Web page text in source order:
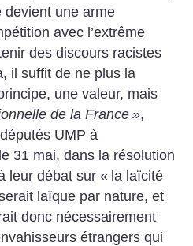
devient une arme
avec l’extrême
des discours racistes
il suffit de ne plus la
une valeur, mais
de la France »,
UMP à
31 mai, dans la résolution
leur débat sur « la laïcité
laïque par nature, et
donc nécessairement
étrangers qui